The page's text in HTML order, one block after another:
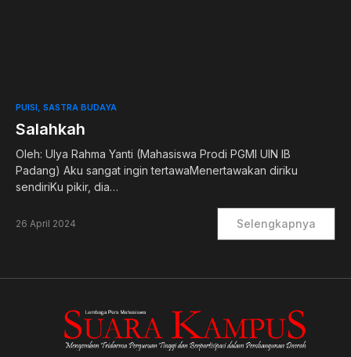
PUISI SASTRA BUDAYA
Salahkah
Oleh: Ulya Rahma Yanti (Mahasiswa Prodi PGMI UIN IB
Padang) Aku sangat ingin tertawaMenertawakan diriku
sendiriKu pikir, dia…
26 April 2024 Selengkapnya